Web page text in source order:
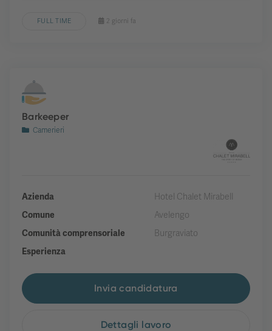
FULL TIME 2 giorni fa
Barkeeper
Camerieri
Azienda
Hotel Chalet Mirabell
Comune
Avelengo
Comunità comprensoriale
Burgraviato
Esperienza
Invia candidatura
Dettagli lavoro